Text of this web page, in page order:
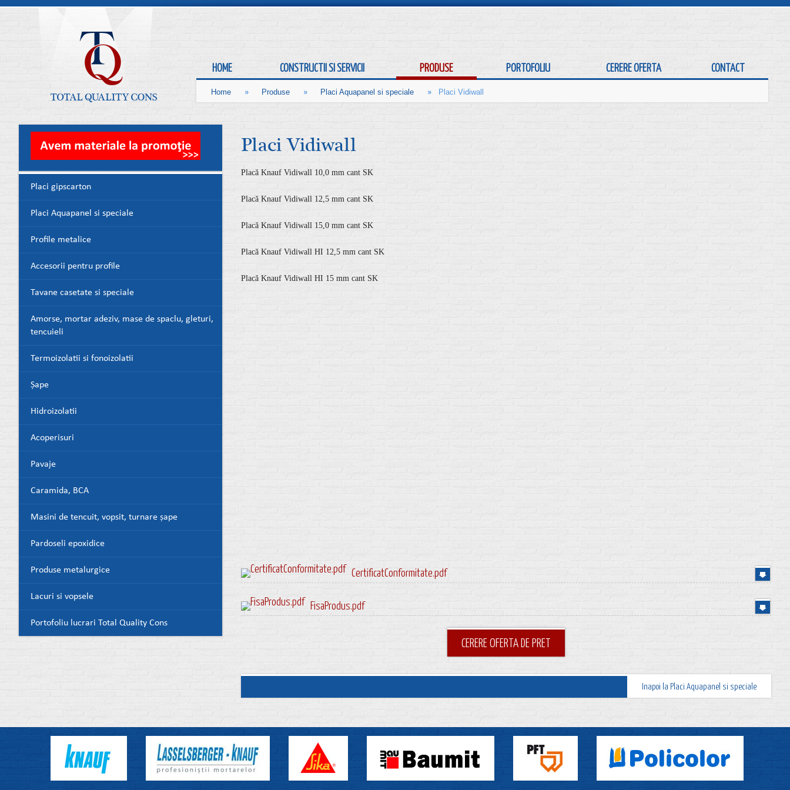
HOME CONSTRUCTII SI SERVICII PRODUSE PORTOFOLIU CERERE OFERTA CONTACT
Home » Produse » Placi Aquapanel si speciale » Placi Vidiwall
Placi gipscarton
Placi Aquapanel si speciale
Profile metalice
Accesorii pentru profile
Tavane casetate si speciale
Amorse, mortar adeziv, mase de spaclu, gleturi,
tencuieli
Termoizolatii si fonoizolatii
Șape
Hidroizolatii
Acoperisuri
Pavaje
Caramida, BCA
Masini de tencuit, vopsit, turnare șape
Pardoseli epoxidice
Produse metalurgice
Lacuri si vopsele
Portofoliu lucrari Total Quality Cons
Placi Vidiwall
Placă Knauf Vidiwall 10,0 mm cant SK
Placă Knauf Vidiwall 12,5 mm cant SK
Placă Knauf Vidiwall 15,0 mm cant SK
Placă Knauf Vidiwall HI 12,5 mm cant SK
Placă Knauf Vidiwall HI 15 mm cant SK
CertificatConformitate.pdf
FisaProdus.pdf
CERERE OFERTA DE PRET
Inapoi la Placi Aquapanel si speciale